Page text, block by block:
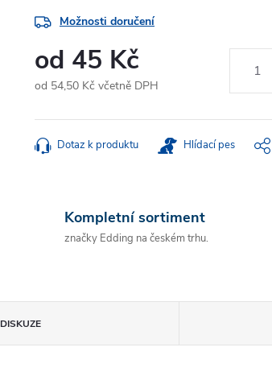
Možnosti doručení
od 45 Kč
od 54,50 Kč včetně DPH
cena:
Dotaz k produktu Hlídací pes
Kompletní sortiment
značky Edding na českém trhu.
DISKUZE